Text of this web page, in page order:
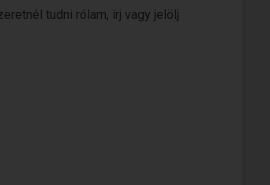
tudni rólam, írj vagy jelölj